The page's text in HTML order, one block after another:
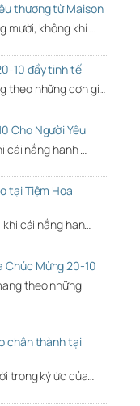
thương từ Maison
mười, không khí …
10 đầy tinh tế
theo những cơn gi…
Cho Người Yêu
cái nắng hanh …
tại Tiệm Hoa
cái nắng han…
Chúc Mừng 20-10
theo những
chân thành tại
trong ký ức của…